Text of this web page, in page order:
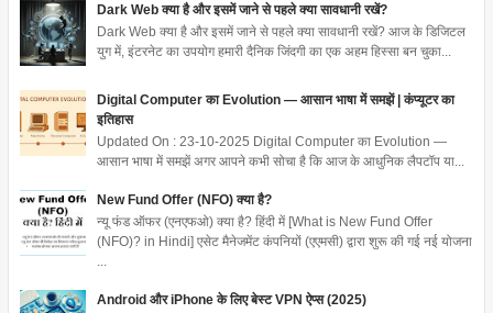
Dark Web क्या है और इसमें जाने से पहले क्या सावधानी रखें?
Dark Web क्या है और इसमें जाने से पहले क्या सावधानी रखें? आज के डिजिटल
युग में, इंटरनेट का उपयोग हमारी दैनिक जिंदगी का एक अहम हिस्सा बन चुका...
Digital Computer का Evolution — आसान भाषा में समझें | कंप्यूटर का
इतिहास
Updated On : 23-10-2025 Digital Computer का Evolution —
आसान भाषा में समझें अगर आपने कभी सोचा है कि आज के आधुनिक लैपटॉप या...
New Fund Offer (NFO) क्या है?
न्यू फंड ऑफर (एनएफओ) क्या है? हिंदी में [What is New Fund Offer
(NFO)? in Hindi] एसेट मैनेजमेंट कंपनियों (एएमसी) द्वारा शुरू की गई नई योजना
...
Android और iPhone के लिए बेस्ट VPN ऐप्स (2025)